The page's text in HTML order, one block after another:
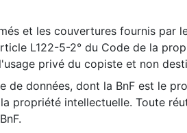
et les couvertures fournis par
L122-5-2° du Code de la
privé du copiste et non
de données, dont la BnF est le
propriété intellectuelle. Toute